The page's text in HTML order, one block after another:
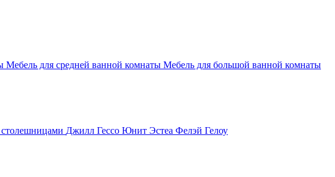
Мебель для средней ванной комнаты Мебель для большой ванной комнаты
Джилл Гессо Юнит Эстеа Фелэй Гелоу